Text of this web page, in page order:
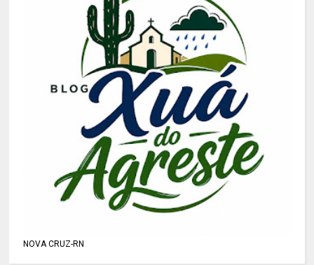
NOVA CRUZ-RN